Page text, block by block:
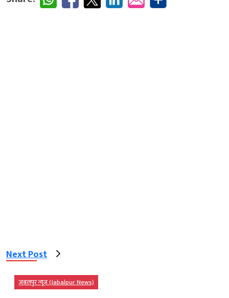
Next Post
जबलपुर न्यूज़ (Jabalpur News)